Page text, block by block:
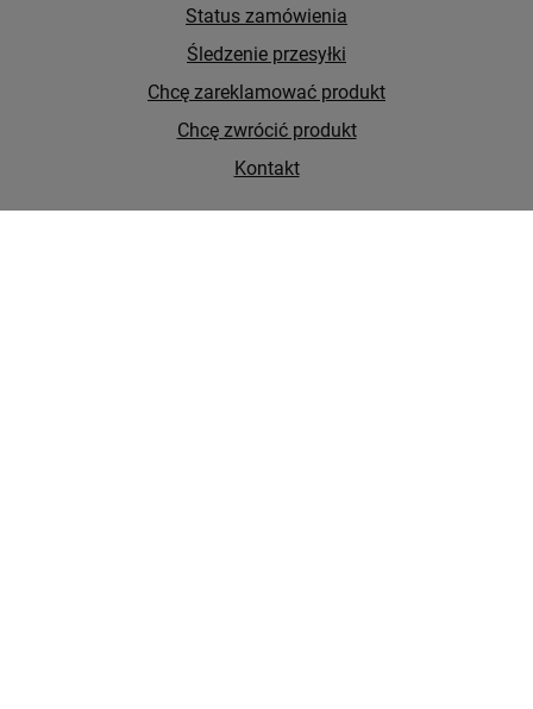
Status zamówienia
Śledzenie przesyłki
Chcę zareklamować produkt
Chcę zwrócić produkt
Kontakt